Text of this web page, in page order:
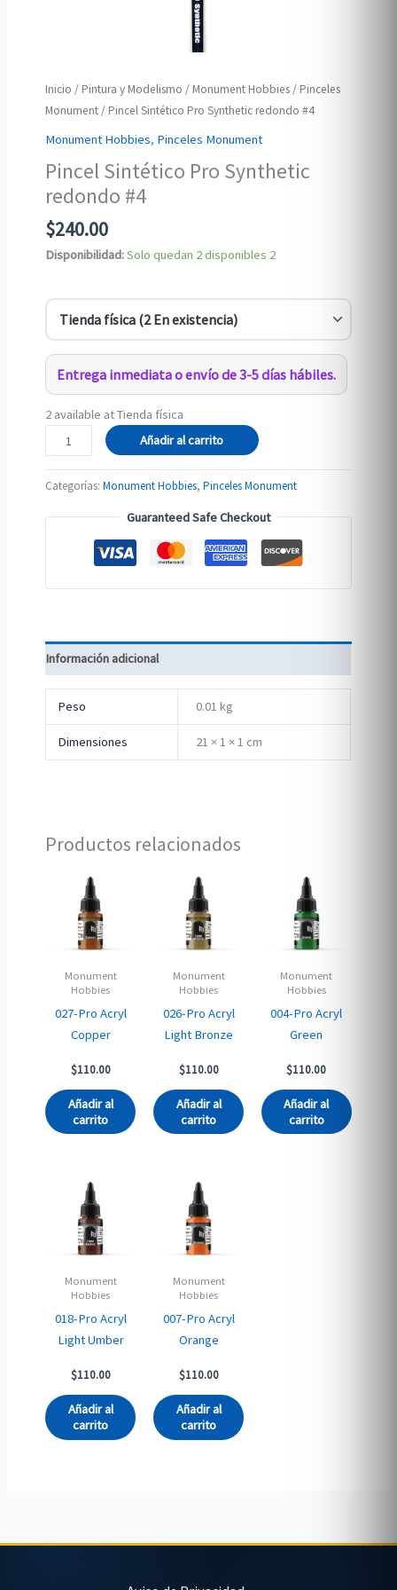
Inicio / Pintura y Modelismo / Monument Hobbies / Pinceles
Monument / Pincel Sintético Pro Synthetic redondo #4
Monument Hobbies, Pinceles Monument
Pincel Sintético Pro Synthetic
redondo #4
$240.00
Disponibilidad:Solo quedan 2 disponibles 2
Entrega inmediata o envío de 3-5 días hábiles.
2 available at Tienda física
Pincel
Sintético
redondo
Añadir al carrito
Categorías:Monument Hobbies,Pinceles Monument
Guaranteed Safe Checkout
Información adicional
Peso 0.01 kg
Dimensiones 21 × 1 × 1 cm
Productos relacionados
Monument
Hobbies
027-Pro Acryl
Copper
$110.00
Añadir al
carrito
Monument
Hobbies
026-Pro Acryl
Light Bronze
$110.00
Añadir al
carrito
Monument
Hobbies
004-Pro Acryl
Green
$110.00
Añadir al
carrito
Monument
Hobbies
018-Pro Acryl
Light Umber
$110.00
Añadir al
carrito
Monument
Hobbies
007-Pro Acryl
Orange
$110.00
Añadir al
carrito